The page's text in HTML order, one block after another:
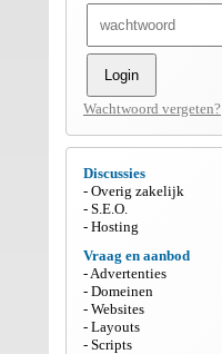
Wachtwoord vergeten?
Discussies
Overig zakelijk
S.E.O.
Hosting
Vraag en aanbod
Advertenties
Domeinen
Websites
Layouts
Scripts